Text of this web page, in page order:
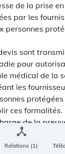
de la prise
par les
personnes
sont
pour
médical de la
les
ces formalités.
de la
incombe au
26 prend la
device_hub
Relations (1)